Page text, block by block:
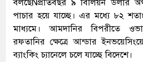
বলছেÑপ্রতিবছর ৯ বিলিয়ন ডলার
পাচার হয়ে যাচ্ছে। এর মধ্যে ৮২
মাধ্যমে। আমদানির বিপরীতে
রফতানির ক্ষেত্রে আন্ডার
ব্যাংকিং চ্যানেলে চলে যাচ্ছে বিদেশে।